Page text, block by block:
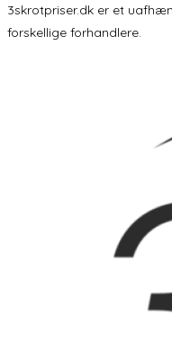
3skrotpriser.dk er et
forskellige forhandlere.